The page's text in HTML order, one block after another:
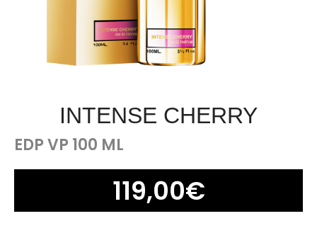
INTENSE CHERRY
EDP VP 100 ML
119,00€